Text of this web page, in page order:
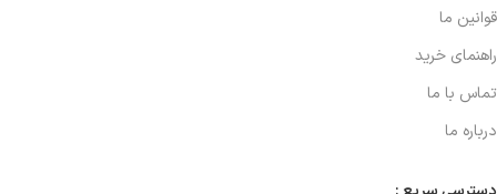
قوانین ما
راهنمای خرید
تماس با ما
درباره ما